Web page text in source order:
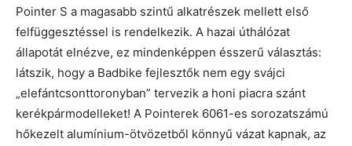
Pointer S a magasabb szintű alkatrészek mellett első
felfüggesztéssel is rendelkezik. A hazai úthálózat
állapotát elnézve, ez mindenképpen ésszerű választás:
látszik, hogy a Badbike fejlesztők nem egy svájci
„elefántcsonttoronyban” tervezik a honi piacra szánt
kerékpármodelleket! A Pointerek 6061-es sorozatszámú
hőkezelt alumínium-ötvözetből könnyű vázat kapnak, az